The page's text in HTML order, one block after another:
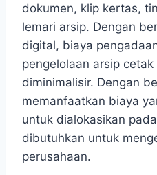
dokumen, klip kertas,
lemari arsip. Dengan
digital, biaya
pengelolaan arsip
diminimalisir. Dengan
memanfaatkan biaya
untuk dialokasikan
dibutuhkan untuk
perusahaan.